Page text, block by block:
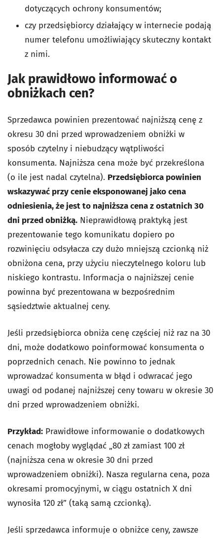
dotyczących ochrony konsumentów;
czy przedsiębiorcy działający w internecie podają
numer telefonu umożliwiający skuteczny kontakt
z nimi.
Jak prawidłowo informować o
obniżkach cen?
Sprzedawca powinien prezentować najniższą cenę z
okresu 30 dni przed wprowadzeniem obniżki w
sposób czytelny i niebudzący wątpliwości
konsumenta. Najniższa cena może być przekreślona
(o ile jest nadal czytelna). Przedsiębiorca powinien
wskazywać przy cenie eksponowanej jako cena
odniesienia, że jest to najniższa cena z ostatnich 30
dni przed obniżką. Nieprawidłową praktyką jest
prezentowanie tego komunikatu dopiero po
rozwinięciu odsyłacza czy dużo mniejszą czcionką niż
obniżona cena, przy użyciu nieczytelnego koloru lub
niskiego kontrastu. Informacja o najniższej cenie
powinna być prezentowana w bezpośrednim
sąsiedztwie aktualnej ceny.
Jeśli przedsiębiorca obniża cenę częściej niż raz na 30
dni, może dodatkowo poinformować konsumenta o
poprzednich cenach. Nie powinno to jednak
wprowadzać konsumenta w błąd i odwracać jego
uwagi od podanej najniższej ceny towaru w okresie 30
dni przed wprowadzeniem obniżki.
Przykład: Prawidłowe informowanie o dodatkowych
cenach mogłoby wyglądać „80 zł zamiast 100 zł
(najniższa cena w okresie 30 dni przed
wprowadzeniem obniżki). Nasza regularna cena, poza
okresami promocyjnymi, w ciągu ostatnich X dni
wynosiła 120 zł” (taką samą czcionką).
Jeśli sprzedawca informuje o obniżce ceny, zawsze